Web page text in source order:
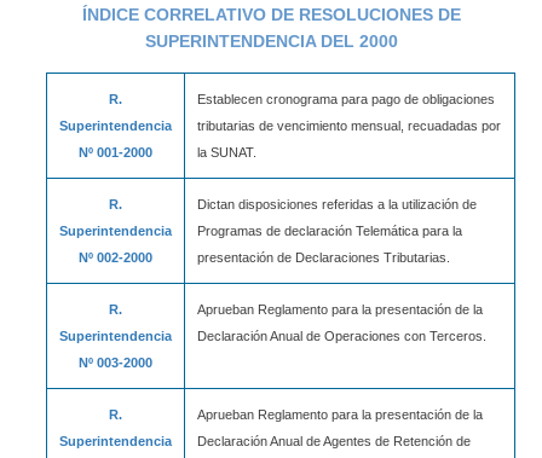
ÍNDICE CORRELATIVO DE RESOLUCIONES DE
SUPERINTENDENCIA DEL 2000
R.
Superintendencia
Nº 001-2000
Establecen cronograma para pago de obligaciones
tributarias de vencimiento mensual, recuadadas por
la SUNAT.
R.
Superintendencia
Nº 002-2000
Dictan disposiciones referidas a la utilización de
Programas de declaración Telemática para la
presentación de Declaraciones Tributarias.
R.
Superintendencia
Nº 003-2000
Aprueban Reglamento para la presentación de la
Declaración Anual de Operaciones con Terceros.
R.
Superintendencia
Aprueban Reglamento para la presentación de la
Declaración Anual de Agentes de Retención de